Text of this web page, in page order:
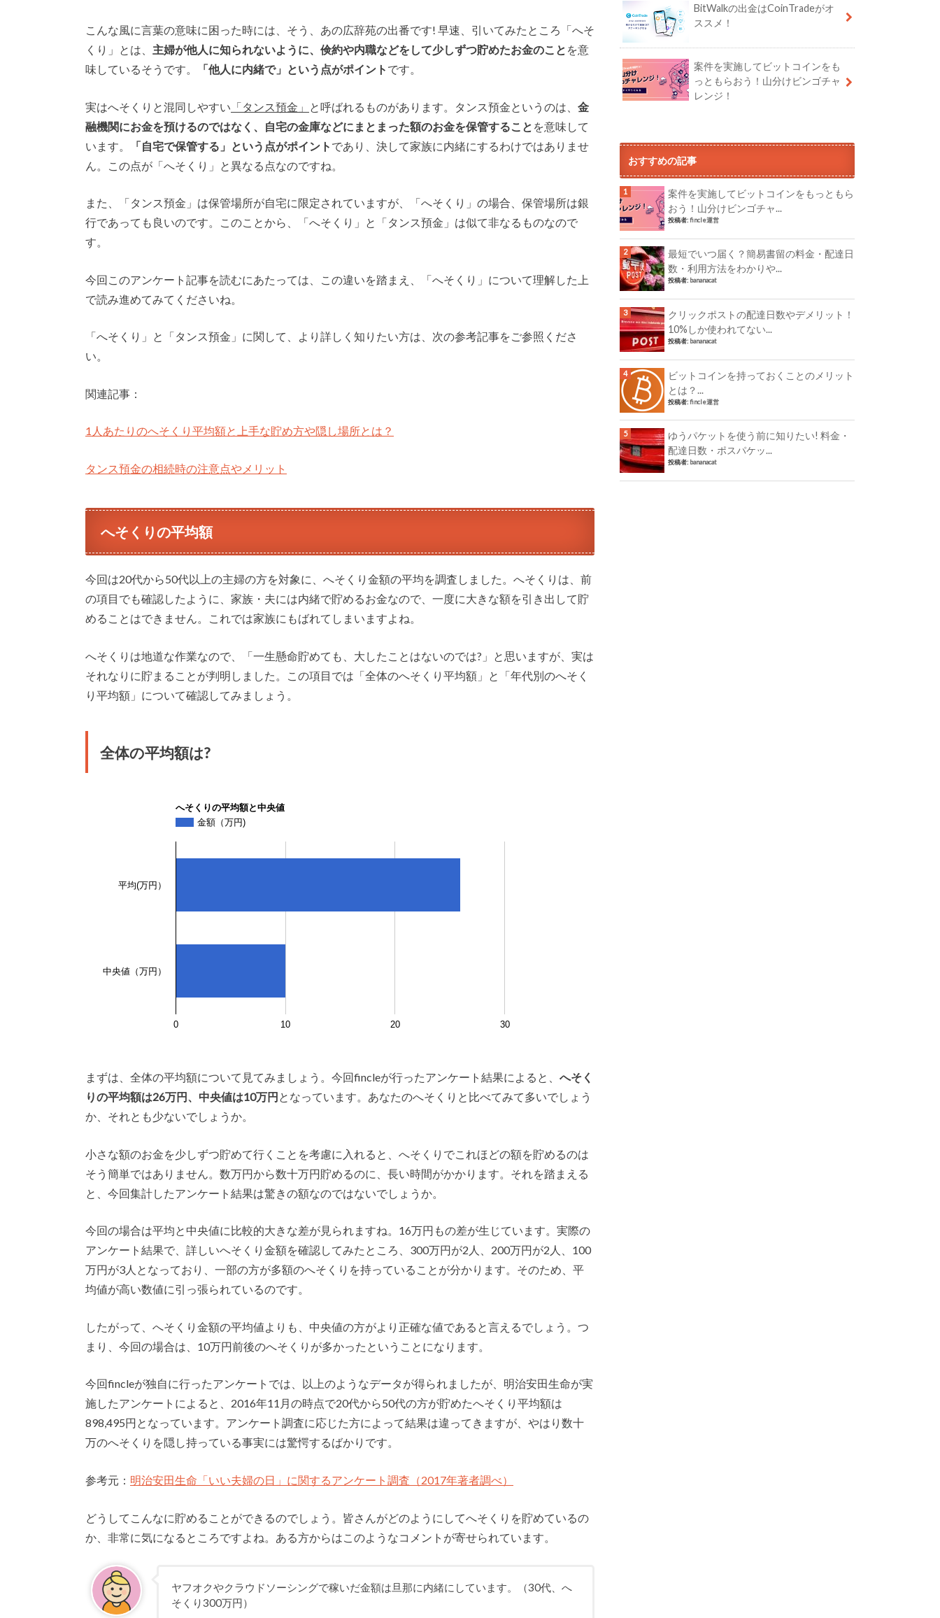
こんな風に言葉の意味に困った時には、そう、あの広辞苑の出番です! 早速、引いてみたところ「へそ
くり」とは、 主婦が他人に知られないように、倹約や内職などをして少しずつ貯めたお金のこと を意
味しているそうです。
「他人に内緒で」という点がポイント です。
実はへそくりと混同しやすい 「タンス預金」 と呼ばれるものがあります。タンス預金というのは、 金
融機関にお金を預けるのではなく、自宅の金庫などにまとまった額のお金を保管すること を意味して
います。
「自宅で保管する」という点がポイント であり、決して家族に内緒にするわけではありませ
ん。この点が「へそくり」と異なる点なのですね。
また、「タンス預金」は保管場所が自宅に限定されていますが、「へそくり」の場合、保管場所は銀
行であっても良いのです。このことから、「へそくり」と「タンス預金」は似て非なるものなので
す。
今回このアンケート記事を読むにあたっては、この違いを踏まえ、「へそくり」について理解した上
で読み進めてみてくださいね。
「へそくり」と「タンス預金」に関して、より詳しく知りたい方は、次の参考記事をご参照くださ
い。
関連記事：
1人あたりのへそくり平均額と上手な貯め方や隠し場所とは？
タンス預金の相続時の注意点やメリット
へそくりの平均額
今回は20代から50代以上の主婦の方を対象に、へそくり金額の平均を調査しました。へそくりは、前
の項目でも確認したように、家族・夫には内緒で貯めるお金なので、一度に大きな額を引き出して貯
めることはできません。これでは家族にもばれてしまいますよね。
へそくりは地道な作業なので、「一生懸命貯めても、大したことはないのでは?」と思いますが、実は
それなりに貯まることが判明しました。この項目では「全体のへそくり平均額」と「年代別のへそく
り平均額」について確認してみましょう。
全体の平均額は?
へそくりの平均額と中央値
金額（万円)
0 10 20 30
平均(万円）
中央値（万円）
まずは、全体の平均額について見てみましょう。今回fincleが行ったアンケート結果によると、 へそく
りの平均額は26万円、中央値は10万円となっています。あなたのへそくりと比べてみて多いでしょう
か、それとも少ないでしょうか。
小さな額のお金を少しずつ貯めて行くことを考慮に入れると、へそくりでこれほどの額を貯めるのは
そう簡単ではありません。数万円から数十万円貯めるのに、長い時間がかかります。それを踏まえる
と、今回集計したアンケート結果は驚きの額なのではないでしょうか。
今回の場合は平均と中央値に比較的大きな差が見られますね。16万円もの差が生じています。実際の
アンケート結果で、詳しいへそくり金額を確認してみたところ、300万円が2人、200万円が2人、100
万円が3人となっており、一部の方が多額のへそくりを持っていることが分かります。そのため、平
均値が高い数値に引っ張られているのです。
したがって、へそくり金額の平均値よりも、中央値の方がより正確な値であると言えるでしょう。つ
まり、今回の場合は、10万円前後のへそくりが多かったということになります。
今回fincleが独自に行ったアンケートでは、以上のようなデータが得られましたが、明治安田生命が実
施したアンケートによると、2016年11月の時点で20代から50代の方が貯めたへそくり平均額は
898,495円となっています。アンケート調査に応じた方によって結果は違ってきますが、やはり数十
万のへそくりを隠し持っている事実には驚愕するばかりです。
参考元： 明治安田生命「いい夫婦の日」に関するアンケート調査（2017年著者調べ）
どうしてこんなに貯めることができるのでしょう。皆さんがどのようにしてへそくりを貯めているの
か、非常に気になるところですよね。ある方からはこのようなコメントが寄せられています。
ヤフオクやクラウドソーシングで稼いだ金額は旦那に内緒にしています。（30代、へ
そくり300万円）
BitWalkの出金はCoinTradeがオ
ススメ！
案件を実施してビットコインをも
っともらおう！山分けビンゴチャ
レンジ！
おすすめの記事
案件を実施してビットコインをもっともら
おう！山分けビンゴチャ...
投稿者:fincle運営
最短でいつ届く？簡易書留の料金・配達日
数・利用方法をわかりや...
投稿者: bananacat
クリックポストの配達日数やデメリット！
10%しか使われてない...
投稿者: bananacat
ビットコインを持っておくことのメリット
とは？...
投稿者:fincle運営
ゆうパケットを使う前に知りたい! 料金・
配達日数・ポスパケッ...
投稿者: bananacat